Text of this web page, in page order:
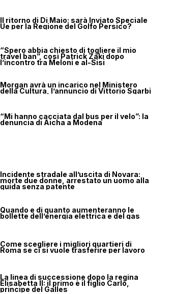
Il ritorno di Di Maio: sarà Inviato Speciale
Ue per la Regione del Golfo Persico?
“Spero abbia chiesto di togliere il mio
travel ban”, così Patrick Zaki dopo
l’incontro tra Meloni e al-Sisi
Morgan avrà un incarico nel Ministero
della Cultura, l’annuncio di Vittorio Sgarbi
“Mi hanno cacciata dal bus per il velo”: la
denuncia di Aicha a Modena
Incidente stradale all’uscita di Novara:
morte due donne, arrestato un uomo alla
guida senza patente
Quando e di quanto aumenteranno le
bollette dell’energia elettrica e del gas
Come scegliere i migliori quartieri di
Roma se ci si vuole trasferire per lavoro
La linea di successione dopo la regina
Elisabetta II: il primo è il figlio Carlo,
principe del Galles